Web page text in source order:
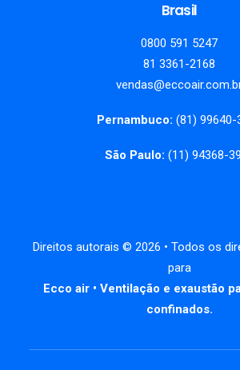
Brasil
0800 591 5247
81 3361-2168
Pernambuco: (81) 99640-
São Paulo: (11) 94368-
Direitos autorais © 2026 • Todos os
para
Ecco air • Ventilação e exaustão
confinados.